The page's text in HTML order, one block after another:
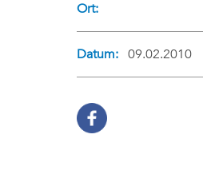
Ort:
Datum: 09.02.2010